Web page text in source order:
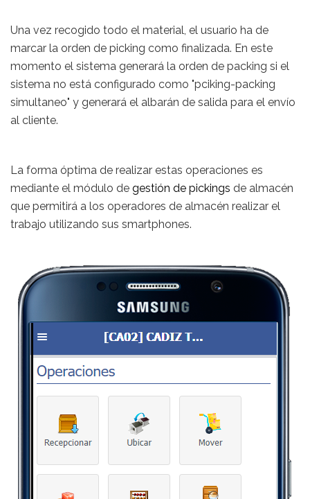
Una vez recogido todo el material, el usuario ha de
marcar la orden de picking como finalizada. En este
momento el sistema generará la orden de packing si el
sistema no está configurado como "pciking-packing
simultaneo" y generará el albarán de salida para el envío
al cliente.
La forma óptima de realizar estas operaciones es
mediante el módulo de gestión de pickings de almacén
que permitirá a los operadores de almacén realizar el
trabajo utilizando sus smartphones.